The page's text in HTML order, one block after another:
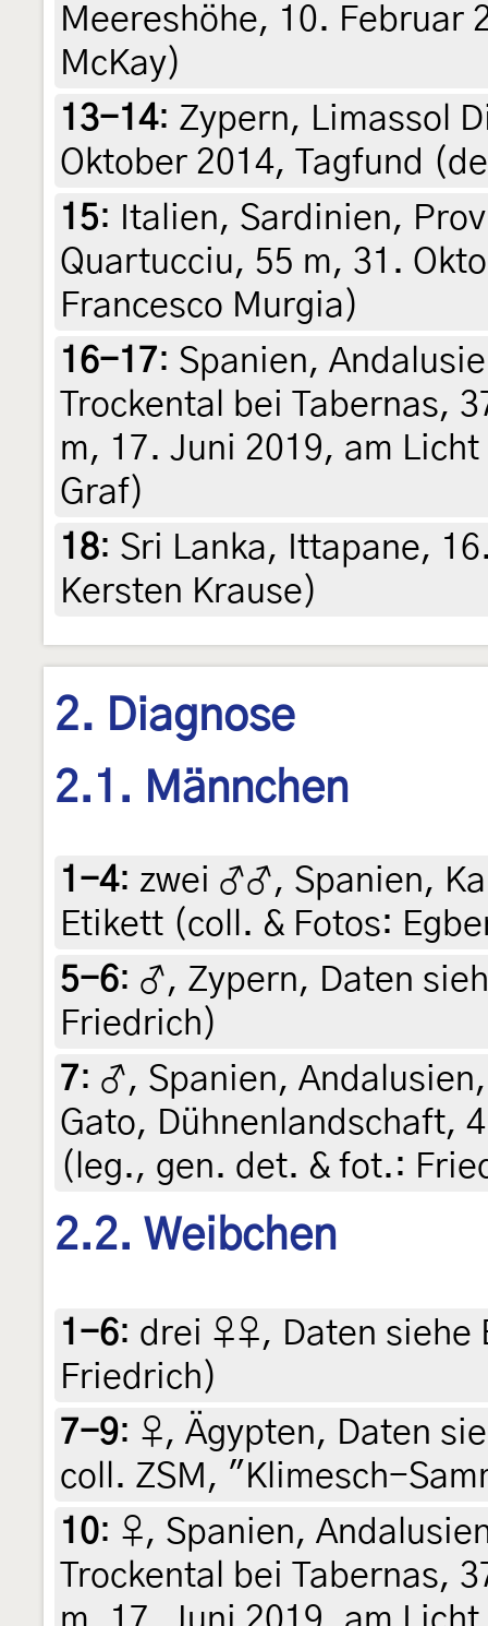
Meereshöhe, 10. Februar
McKay)
13-14: Zypern, Limassol
Oktober 2014, Tagfund
15:
Italien, Sardinien,
Quartucciu, 55 m, 31.
Francesco Murgia)
16-17: Spanien,
Trockental bei Tabernas,
m, 17. Juni 2019, am
Graf)
18: Sri Lanka, Ittapane,
Kersten Krause)
2. Diagnose
2.1. Männchen
1-4: zwei ♂♂, Spanien,
Etikett (coll. & Fotos:
5-6: ♂, Zypern, Daten
Friedrich)
7: ♂, Spanien,
Gato, Dühnenlandschaft,
(leg., gen. det. & fot.:
2.2. Weibchen
1-6: drei ♀♀, Daten siehe
Friedrich)
7-9: ♀, Ägypten, Daten
coll. ZSM, "Klimesch-
10: ♀, Spanien,
Trockental bei Tabernas,